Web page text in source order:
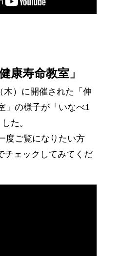
康寿命教室」
木）に開催された「伸
」の様子が「いなべ1
た。
度ご覧になりたい方
チェックしてみてくだ